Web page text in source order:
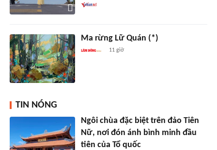
Ma rừng Lữ Quán (*)
11 giờ
TIN NÓNG
Ngôi chùa đặc biệt trên đảo Tiên
Nữ, nơi đón ánh bình minh đầu
tiên của Tổ quốc